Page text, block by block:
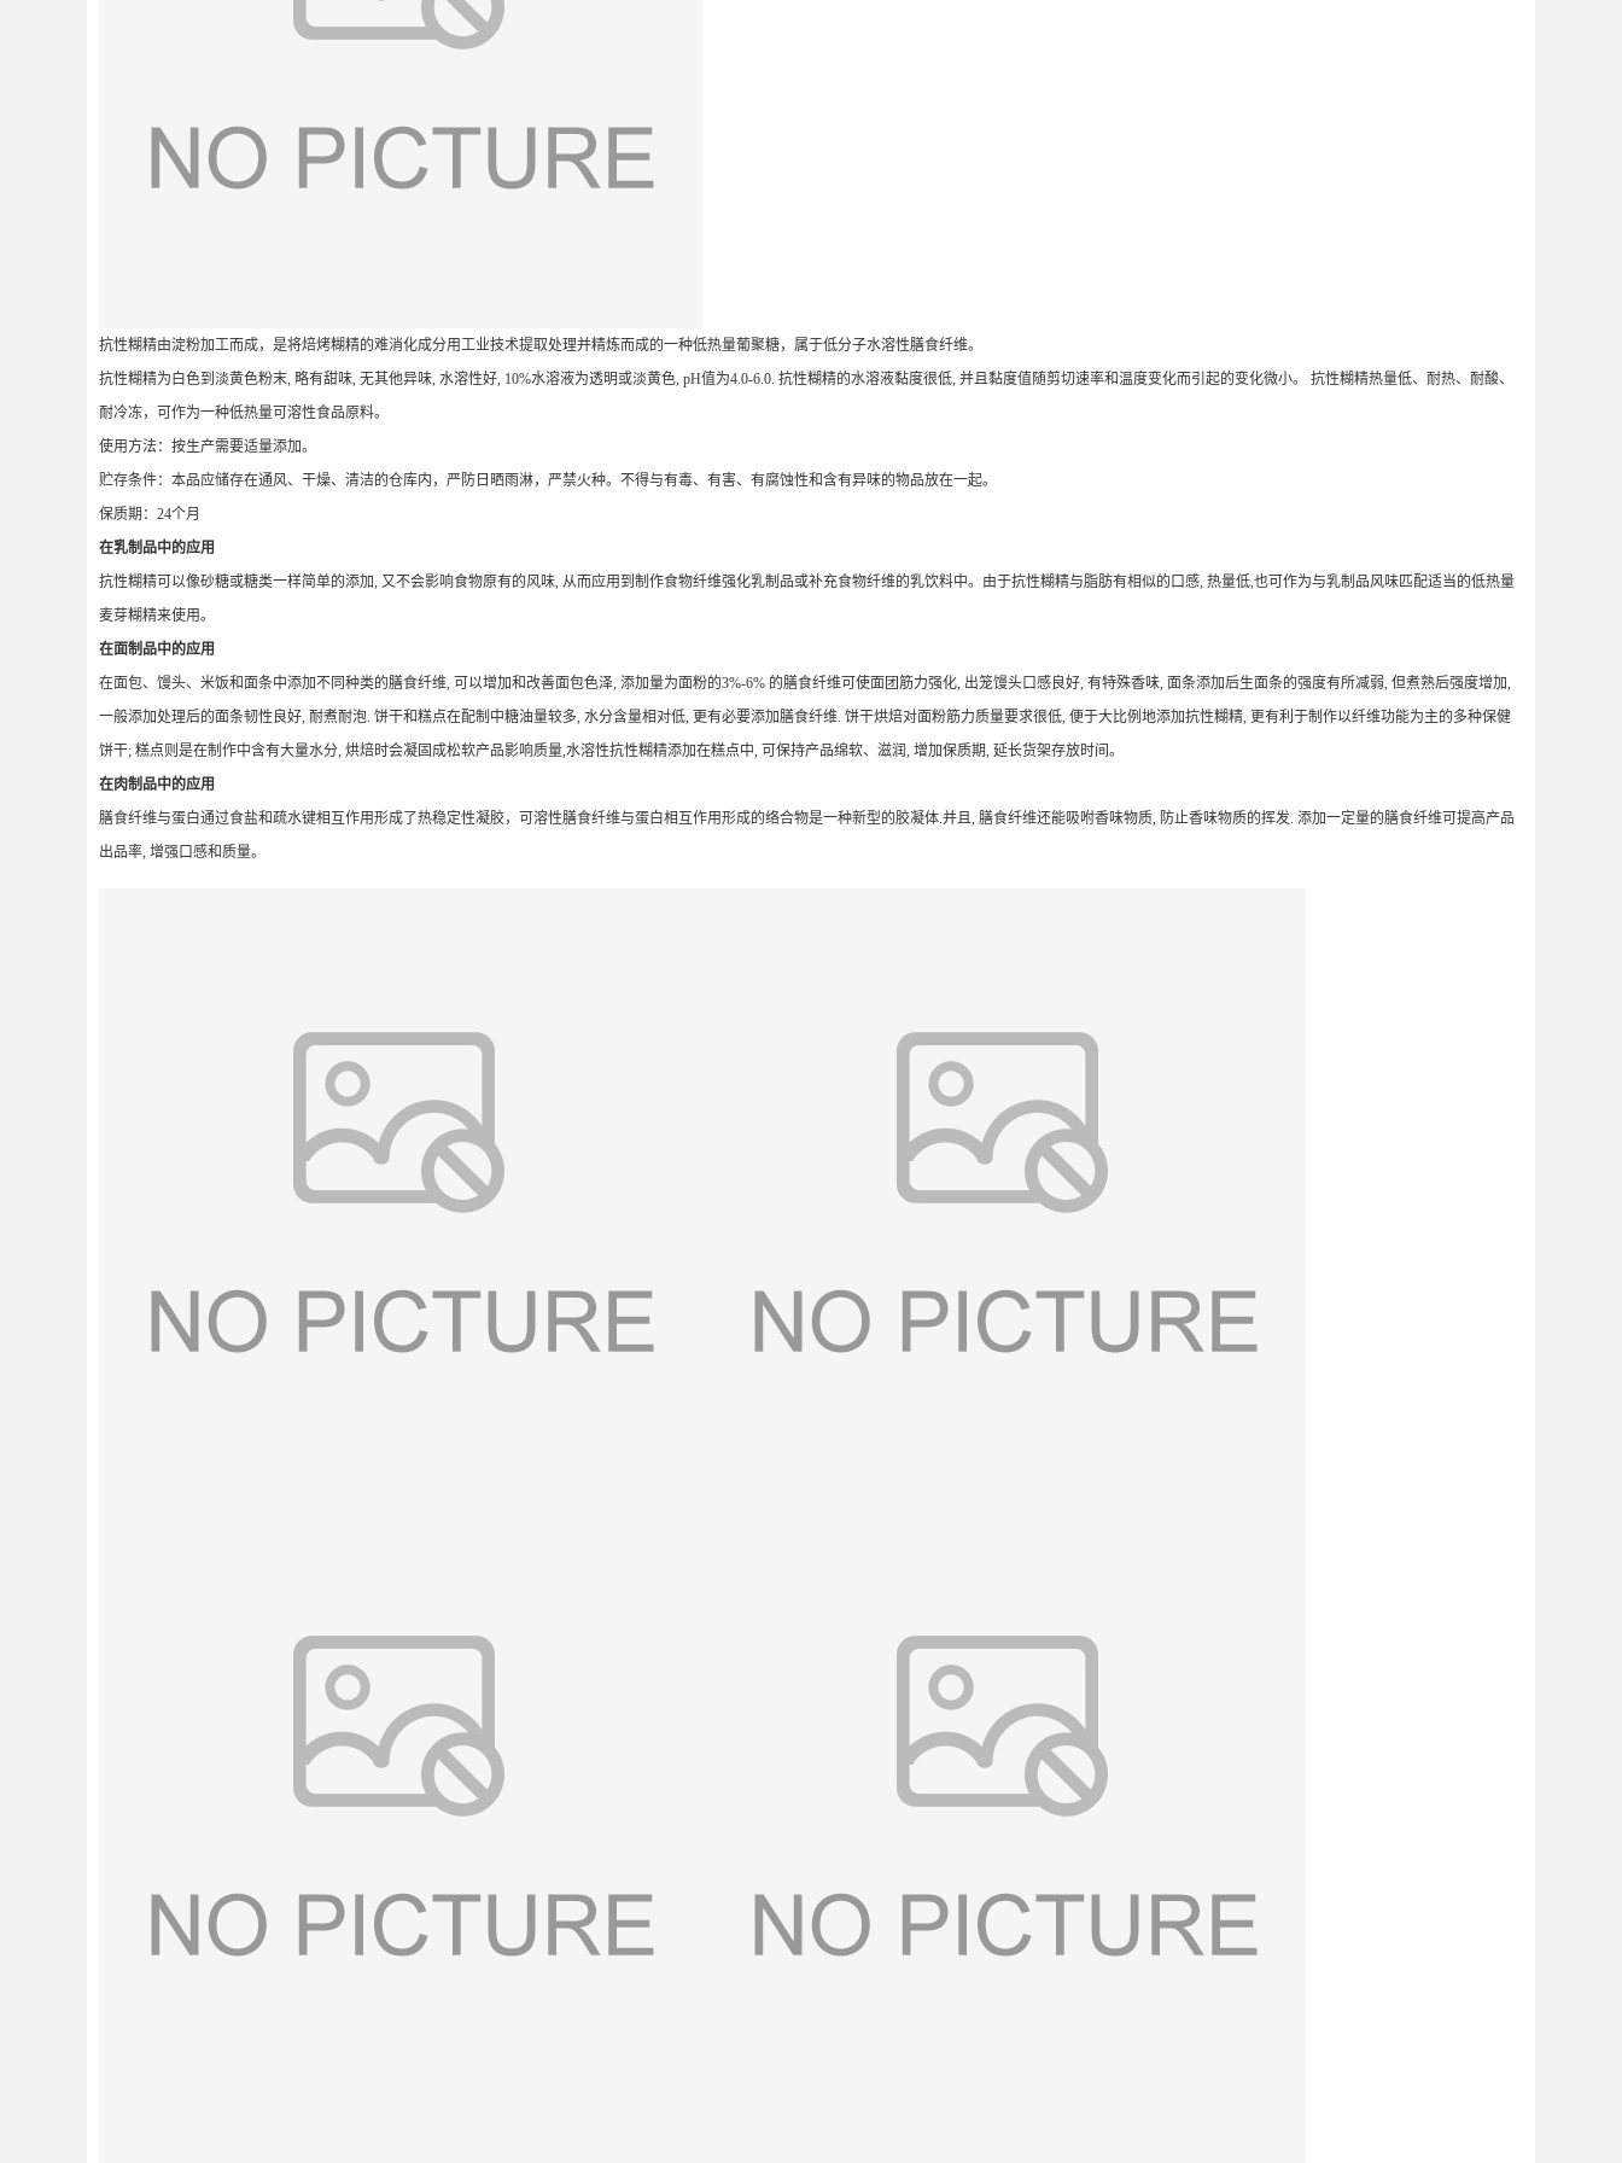
抗性糊精由淀粉加工而成，是将焙烤糊精的难消化成分用工业技术提取处理并精炼而成的一种低热量葡聚糖，属于低分子水溶性膳食纤维。
抗性糊精为白色到淡黄色粉末, 略有甜味, 无其他异味, 水溶性好, 10%水溶液为透明或淡黄色, pH值为4.0-6.0. 抗性糊精的水溶液黏度很低, 并且黏度值随剪切速率和温度变化而引起的变化微小。 抗性糊精热量低、耐热、耐酸、
耐冷冻，可作为一种低热量可溶性食品原料。
使用方法：按生产需要适量添加。
贮存条件：本品应储存在通风、干燥、清洁的仓库内，严防日晒雨淋，严禁火种。不得与有毒、有害、有腐蚀性和含有异味的物品放在一起。
保质期：24个月
在乳制品中的应用
抗性糊精可以像砂糖或糖类一样简单的添加, 又不会影响食物原有的风味, 从而应用到制作食物纤维强化乳制品或补充食物纤维的乳饮料中。由于抗性糊精与脂肪有相似的口感, 热量低,也可作为与乳制品风味匹配适当的低热量
麦芽糊精来使用。
在面制品中的应用
在面包、馒头、米饭和面条中添加不同种类的膳食纤维, 可以增加和改善面包色泽, 添加量为面粉的3%-6% 的膳食纤维可使面团筋力强化, 出笼馒头口感良好, 有特殊香味, 面条添加后生面条的强度有所减弱, 但煮熟后强度增加,
一般添加处理后的面条韧性良好, 耐煮耐泡. 饼干和糕点在配制中糖油量较多, 水分含量相对低, 更有必要添加膳食纤维. 饼干烘焙对面粉筋力质量要求很低, 便于大比例地添加抗性糊精, 更有利于制作以纤维功能为主的多种保健
饼干; 糕点则是在制作中含有大量水分, 烘焙时会凝固成松软产品影响质量,水溶性抗性糊精添加在糕点中, 可保持产品绵软、滋润, 增加保质期, 延长货架存放时间。
在肉制品中的应用
膳食纤维与蛋白通过食盐和疏水键相互作用形成了热稳定性凝胶，可溶性膳食纤维与蛋白相互作用形成的络合物是一种新型的胶凝体.并且, 膳食纤维还能吸咐香味物质, 防止香味物质的挥发. 添加一定量的膳食纤维可提高产品
出品率, 增强口感和质量。